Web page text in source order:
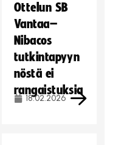
Ottelun SB
Vantaa–
Nibacos
tutkintapyyn
nöstä ei
rangaistuksia
18.02.2026